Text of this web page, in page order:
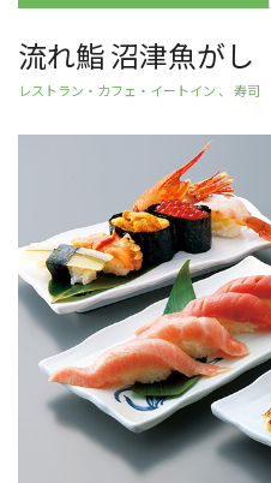
流れ鮨 沼津魚がし
レストラン・カフェ・イートイン 、 寿司